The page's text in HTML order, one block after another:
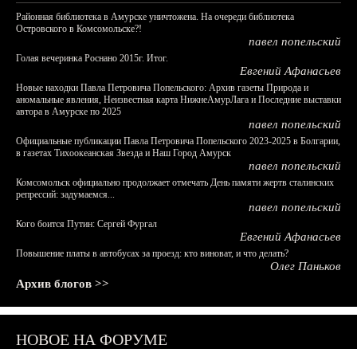
Районная библиотека в Амурске уничтожена. На очереди библиотека
Островского в Комсомольске?!
павел попельский
Голая вечеринка Роснано 2015г. Итог.
Евгений Афанасьев
Новые находки Павла Петровича Попельского: Архив газеты Природа и
аномальные явления, Неизвестная карта НижнеАмурЛага и Последние выставки
автора в Амурске по 2025
павел попельский
Официальные публикации Павла Петровича Попельского 2023-2025 в Болгарии,
в газетах Тихоокеанская Звезда и Наш Город Амурск
павел попельский
Комсомольск официально продолжает отмечать День памяти жертв сталинских
репрессий: задумаемся...
павел попельский
Кого боится Путин: Сергей Фургал
Евгений Афанасьев
Повышение платы в автобусах за проезд: кто виноват, и что делать?
Олег Паньков
Архив блогов >>
НОВОЕ НА ФОРУМЕ